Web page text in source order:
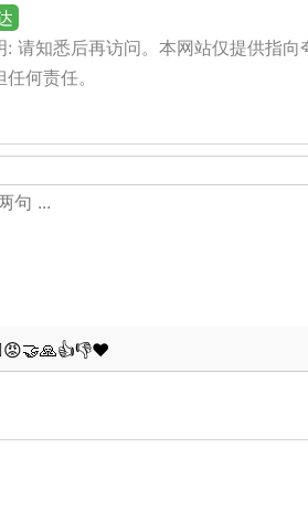
: 请知悉后再访问。本网站仅提供指
何责任。
😡🤝🙏👍👎❤️